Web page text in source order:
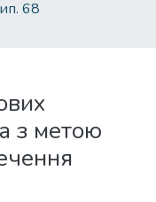
68
з метою